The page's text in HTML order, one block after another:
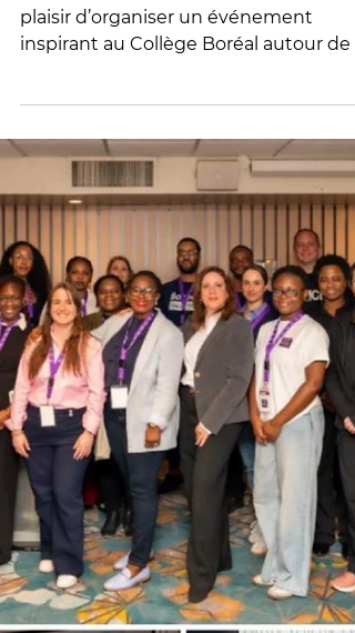
rencontre pour célébrer la
résilience et le pouvoir
d’agir
Le 25 avril dernier, La Maison a eu le
plaisir d’organiser un événement
inspirant au Collège Boréal autour de
santé mentale des femmes, sous le
thème : « Femmes en force : équilibre,
résilience et pouvoir d’agir ». ✨ Cette
rencontre riche en échanges et en
émotions n’aurait pas été possible
la contribution précieuse de
nombreuses personnes engagées.
Nous adressons nos sincères
remerciements à nos panélistes :
Micheline Rabet Nawel Bentobbal Lia
Grimanis Ainsi qu’à not